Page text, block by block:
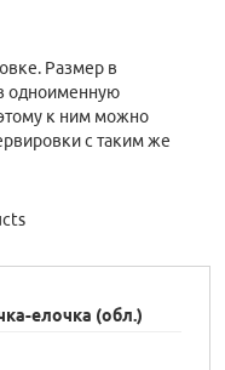
Размер в
одноименную
к ним можно
с таким же
елочка (обл.)